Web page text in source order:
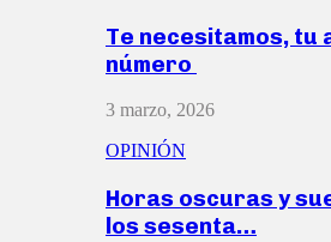
Te necesitamos, tu
número
3 marzo, 2026
OPINIÓN
Horas oscuras y
los sesenta…